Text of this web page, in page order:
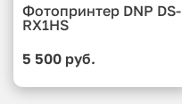
Фотопринтер DNP DS-
RX1HS
5 500 руб.